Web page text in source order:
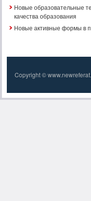
Новые образовательные
качества образования
Новые активные формы в
Copyright ©